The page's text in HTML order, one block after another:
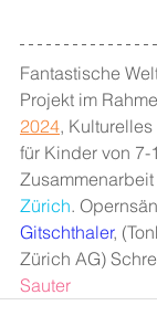
Fantastische
Projekt im
2024,
für Kinder von 7-
Zürich.
Gitschthaler,
Zürich AG)
Sauter